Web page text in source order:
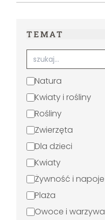
TEMAT
Natura
Kwiaty i rośliny
Rośliny
Zwierzęta
Dla dzieci
Kwiaty
Żywność i napoje
Plaża
Owoce i warzywa